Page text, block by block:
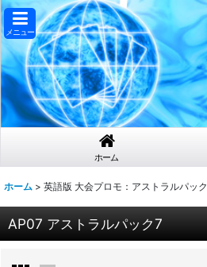
メニュー
ホーム
ホーム > 英語版 大会プロモ：アストラルパック
AP07 アストラルパック7